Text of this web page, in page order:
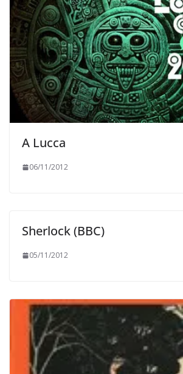
A Lucca
06/11/2012
Sherlock (BBC)
05/11/2012